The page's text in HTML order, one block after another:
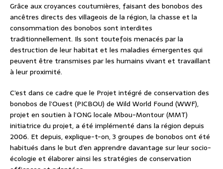
Grâce aux croyances coutumières, faisant des bonobos des
ancêtres directs des villageois de la région, la chasse et la
consommation des bonobos sont interdites
traditionnellement. Ils sont toutefois menacés par la
destruction de leur habitat et les maladies émergentes qui
peuvent être transmises par les humains vivant et travaillant
à leur proximité.
C’est dans ce cadre que le Projet intégré de conservation des
bonobos de l’Ouest (PICBOU) de Wild World Found (WWF),
projet en soutien à l’ONG locale Mbou-Montour (MMT)
initiatrice du projet, a été implémenté dans la région depuis
2006. Et depuis, explique-t-on, 3 groupes de bonobos ont été
habitués dans le but d’en apprendre davantage sur leur socio-
écologie et élaborer ainsi les stratégies de conservation